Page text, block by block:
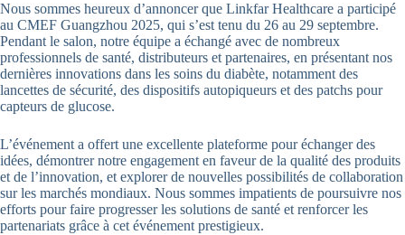
Nous sommes heureux d’annoncer que Linkfar Healthcare a participé
au CMEF Guangzhou 2025, qui s’est tenu du 26 au 29 septembre.
Pendant le salon, notre équipe a échangé avec de nombreux
professionnels de santé, distributeurs et partenaires, en présentant nos
dernières innovations dans les soins du diabète, notamment des
lancettes de sécurité, des dispositifs autopiqueurs et des patchs pour
capteurs de glucose.
L’événement a offert une excellente plateforme pour échanger des
idées, démontrer notre engagement en faveur de la qualité des produits
et de l’innovation, et explorer de nouvelles possibilités de collaboration
sur les marchés mondiaux. Nous sommes impatients de poursuivre nos
efforts pour faire progresser les solutions de santé et renforcer les
partenariats grâce à cet événement prestigieux.